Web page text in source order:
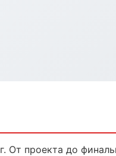
От проекта до